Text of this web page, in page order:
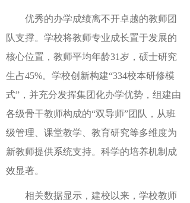
优秀的办学成绩离不开卓越的教师团
队支撑。学校将教师专业成长置于发展的
核心位置，教师平均年龄31岁， 硕士研究
生占45%。学校创新构建“334校本研修模
式”，并充分发挥集团化办学优势，组建由
各级骨干教师构成的“双导师”团队，从班
级管理、课堂教学、教育研究等多维度为
新教师提供系统支持。科学的培养机制成
效显著。
相关数据显示，建校以来，学校教师